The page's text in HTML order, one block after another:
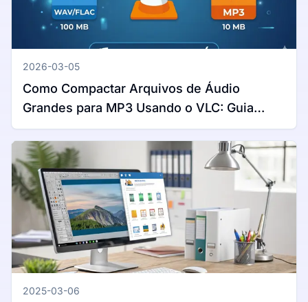
2026-03-05
Como Compactar Arquivos de Áudio
Grandes para MP3 Usando o VLC: Guia
Completo para Windows e Mac
2025-03-06